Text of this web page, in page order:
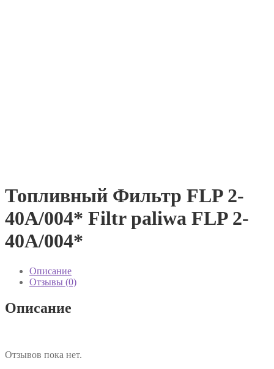
Топливный Фильтр FLP 2-
40A/004* Filtr paliwa FLP 2-
40A/004*
Описание
Отзывы (0)
Описание
Отзывов пока нет.